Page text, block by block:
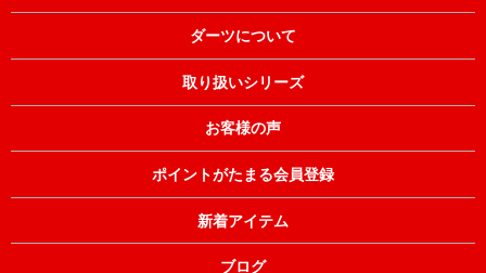
ダーツについて
取り扱いシリーズ
お客様の声
ポイントがたまる会員登録
新着アイテム
ブログ